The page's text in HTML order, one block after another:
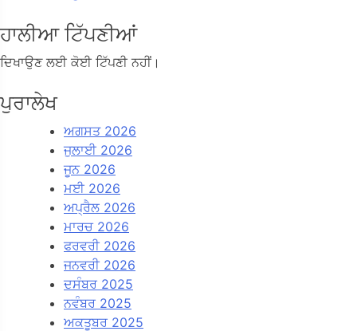
ਹਾਲੀਆ ਟਿੱਪਣੀਆਂ
ਦਿਖਾਉਣ ਲਈ ਕੋਈ ਟਿੱਪਣੀ ਨਹੀਂ।
ਪੁਰਾਲੇਖ
ਅਗਸਤ 2026
ਜੁਲਾਈ 2026
ਜੂਨ 2026
ਮਈ 2026
ਅਪ੍ਰੈਲ 2026
ਮਾਰਚ 2026
ਫਰਵਰੀ 2026
ਜਨਵਰੀ 2026
ਦਸੰਬਰ 2025
ਨਵੰਬਰ 2025
ਅਕਤੂਬਰ 2025